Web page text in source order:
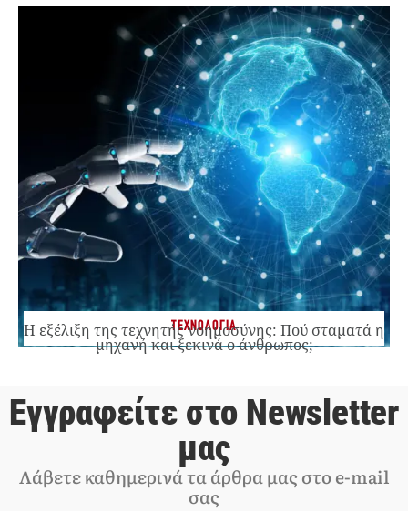
ΤΕΧΝΟΛΟΓΙΑ
Η εξέλιξη της τεχνητής νοημοσύνης: Πού σταματά η
μηχανή και ξεκινά ο άνθρωπος;
Εγγραφείτε στο Newsletter
μας
Λάβετε καθημερινά τα άρθρα μας στο e-mail
σας